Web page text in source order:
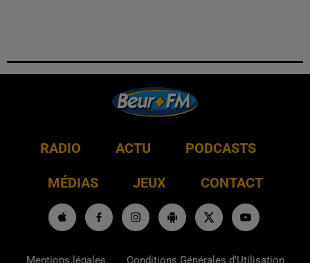
RADIO ACTU PODCASTS
MÉDIAS JEUX CONTACT
Mentions légales Conditions Générales d'Utilisation